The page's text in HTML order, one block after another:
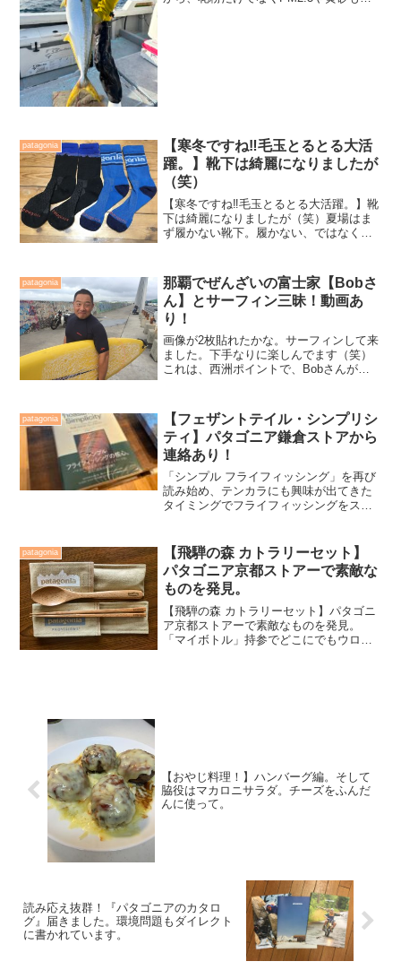
patagonia
【寒冬ですね‼️毛玉とるとる大活
躍。】靴下は綺麗になりましたが
（笑）
【寒冬ですね‼️毛玉とるとる大活躍。】靴
下は綺麗になりましたが（笑）夏場はま
ず履かない靴下。履かない、ではなく履
も、その場面までビーサンで向かい、靴
下と靴は持参。必要な時...
patagonia
那覇でぜんざいの富士家【Bobさ
ん】とサーフィン三昧！動画あ
り！
画像が2枚貼れたかな。サーフィンして来
ました。下手なりに楽しんでます（笑）
これは、西洲ポイントで、Bobさんが撮
してくれました。 【動画
は、こちら】→
patagonia
【フェザントテイル・シンプリシ
ティ】パタゴニア鎌倉ストアから
連絡あり！
「シンプル フライフィッシング」を再び
読み始め、テンカラにも興味が出てきた
タイミングでフライフィッシングをスタ
も…しれない。フライフィッシングに興
味を持ったのは間違いありません。
patagonia
【飛騨の森 カトラリーセット】
パタゴニア京都ストアーで素敵な
ものを発見。
【飛騨の森 カトラリーセット】パタゴニ
ア京都ストアーで素敵なものを発見。
「マイボトル」持参でどこにでもウロウ
【おやじ料理！】ハンバーグ編。そして
脇役はマカロニサラダ。チーズをふんだ
んに使って。
読み応え抜群！『パタゴニアのカタロ
グ』届きました。環境問題もダイレクト
に書かれています。